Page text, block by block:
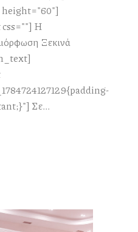
height="60"]
Η
Ξεκινά
Σε...